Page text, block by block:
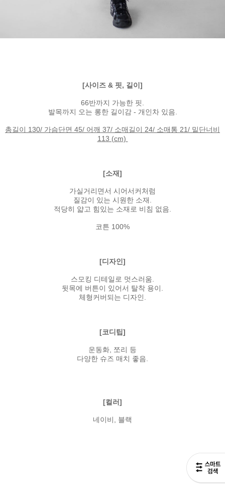
[사이즈 & 핏, 길이]
66반까지 가능한 핏.
발목까지 오는 롱한 길이감 - 개인차 있음.
총길이 130/ 가슴단면 45/ 어깨 37/ 소매길이 24/ 소매통 21/ 밑단너비
113 (cm)
[소재]
가실거리면서 시어서커처럼
질감이 있는 시원한 소재.
적당히 얇고 힘있는 소재로 비침 없음.
코튼 100%
[디자인]
스모킹 디테일로 멋스러움.
뒷목에 버튼이 있어서 탈착 용이.
체형커버되는 디자인.
[코디팁]
운동화, 쪼리 등
다양한 슈즈 매치 좋음.
[컬러]
네이비, 블랙